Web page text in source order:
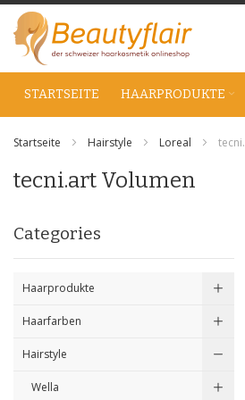
Zum
Inhalt
STARTSEITE HAARPRODUKTE
Startseite Hairstyle Loreal
tecni.art Volumen
Categories
Haarprodukte
Haarfarben
Hairstyle
Wella